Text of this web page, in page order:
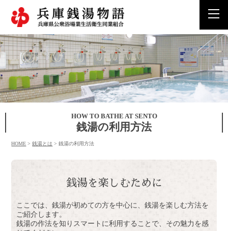
HOW TO BATHE AT SENTO
銭湯の利用方法
HOME >銭湯とは >銭湯の利用方法
銭湯を楽しむために
ここでは、銭湯が初めての方を中心に、銭湯を楽しむ方法を
ご紹介します。
銭湯の作法を知りスマートに利用することで、その魅力を感